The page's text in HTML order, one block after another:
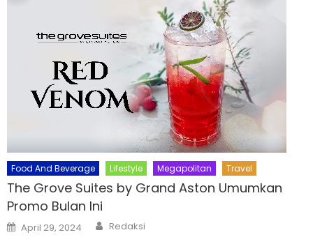
Food And Beverage Lifestyle Megapolitan Travel
The Grove Suites by Grand Aston Umumkan
Promo Bulan Ini
Posted
on
April 29, 2024 Author
Redaksi